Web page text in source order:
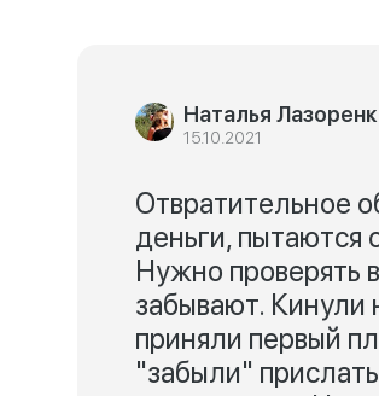
Наталья
15.10.2021
Отвратительное
деньги, пытаются
Нужно проверять
забывают.
приняли первый
"забыли"